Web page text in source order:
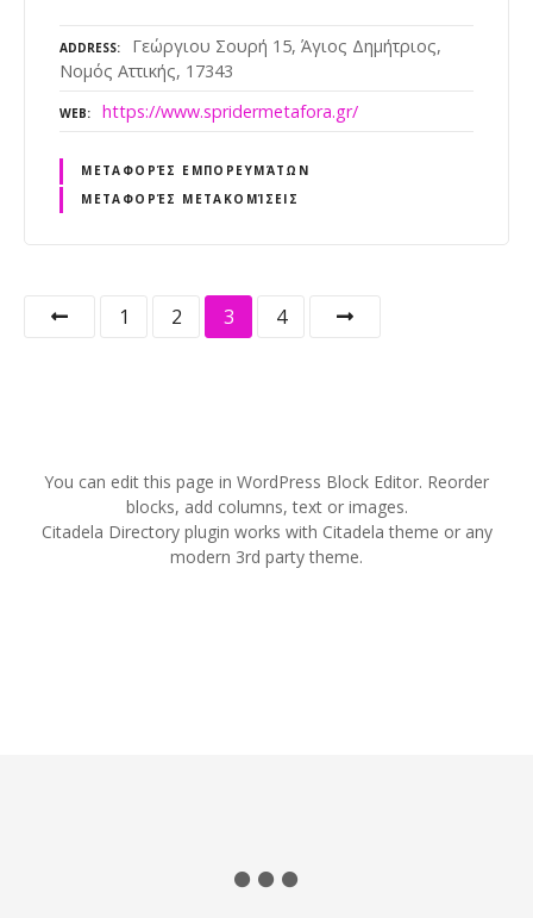
ADDRESS
Γεώργιου Σουρή 15, Άγιος Δημήτριος,
Νομός Αττικής, 17343
WEB https://www.spridermetafora.gr/
ΜΕΤΑΦΟΡΈΣ ΕΜΠΟΡΕΥΜΆΤΩΝ
ΜΕΤΑΦΟΡΈΣ ΜΕΤΑΚΟΜΊΣΕΙΣ
1 2 3 4
You can edit this page in WordPress Block Editor. Reorder
blocks, add columns, text or images.
Citadela Directory plugin works with Citadela theme or any
modern 3rd party theme.